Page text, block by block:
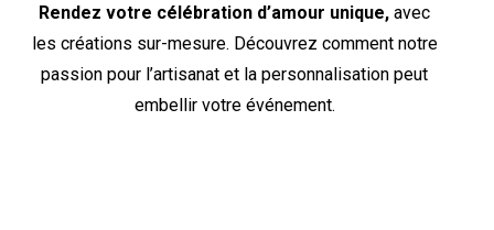
Rendez votre célébration d’amour unique, avec
les créations sur-mesure. Découvrez comment notre
passion pour l’artisanat et la personnalisation peut
embellir votre événement.